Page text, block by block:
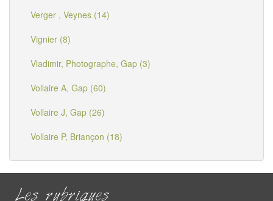
Verger , Veynes (14)
Vignier (8)
Vladimir, Photographe, Gap (3)
Vollaire A, Gap (60)
Vollaire J, Gap (26)
Vollaire P, Briançon (18)
Les rubriques